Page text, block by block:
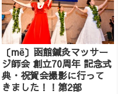
〔më〕函館鍼灸マッサー
ジ師会 創立70周年 記念式
典・祝賀会撮影に行って
きました！！第2部